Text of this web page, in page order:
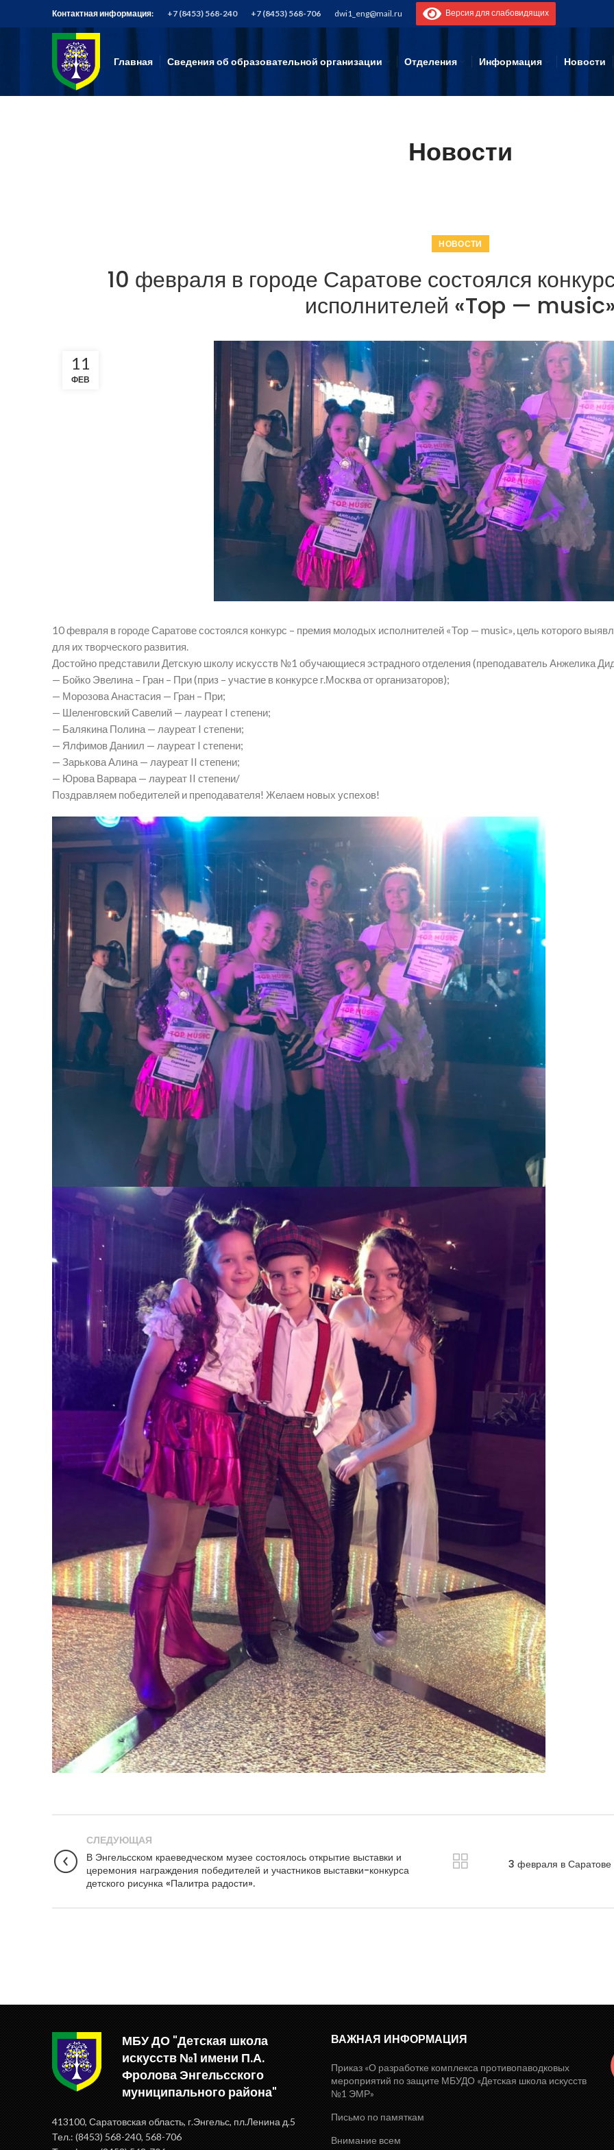
Контактная информация: +7 (8453) 568-240 +7 (8453) 568-706 dwi1_eng@mail.ru Версия для слабовидящих
Главная Сведения об образовательной организации Отделения Информация Новости
Новости
НОВОСТИ
10 февраля в городе Саратове состоялся
исполнителей «Top — music»
11
ФЕВ
10 февраля в городе Саратове состоялся конкурс – премия молодых исполнителей «Top — music», цель которого
для их творческого развития.
Достойно представили Детскую школу искусств №1 обучающиеся эстрадного отделения (преподаватель Анжелика
— Бойко Эвелина – Гран – При (приз – участие в конкурсе г.Москва от организаторов);
— Морозова Анастасия — Гран – При;
— Шеленговский Савелий — лауреат I степени;
— Балякина Полина — лауреат I степени;
— Ялфимов Даниил — лауреат I степени;
— Зарькова Алина — лауреат II степени;
— Юрова Варвара — лауреат II степени/
Поздравляем победителей и преподавателя! Желаем новых успехов!
СЛЕДУЮЩАЯ
В Энгельсском краеведческом музее состоялось открытие выставки и
церемония награждения победителей и участников выставки-конкурса
детского рисунка «Палитра радости».
3 февраля в Саратове
МБУ ДО "Детская школа
искусств №1 имени П.А.
Фролова Энгельсского
муниципального района"
413100, Саратовская область, г.Энгельс, пл.Ленина д.5
Тел.: (8453) 568-240, 568-706
ВАЖНАЯ ИНФОРМАЦИЯ
Приказ «О разработке комплекса противопаводковых
мероприятий по защите МБУДО «Детская школа искусств
№1 ЭМР»
Письмо по памяткам
Внимание всем